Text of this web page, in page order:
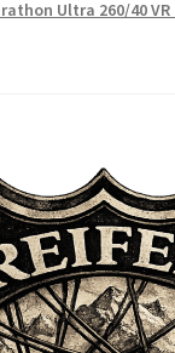
Ultra 260/40 VR